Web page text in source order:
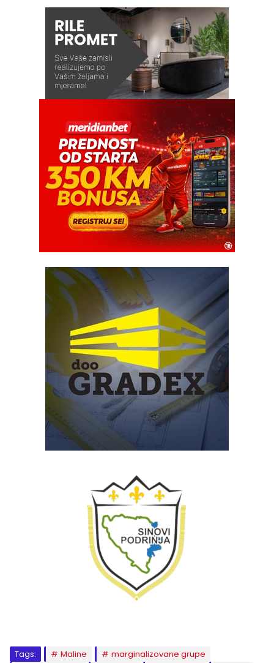
Tags: Maline
marginalizovane grupe